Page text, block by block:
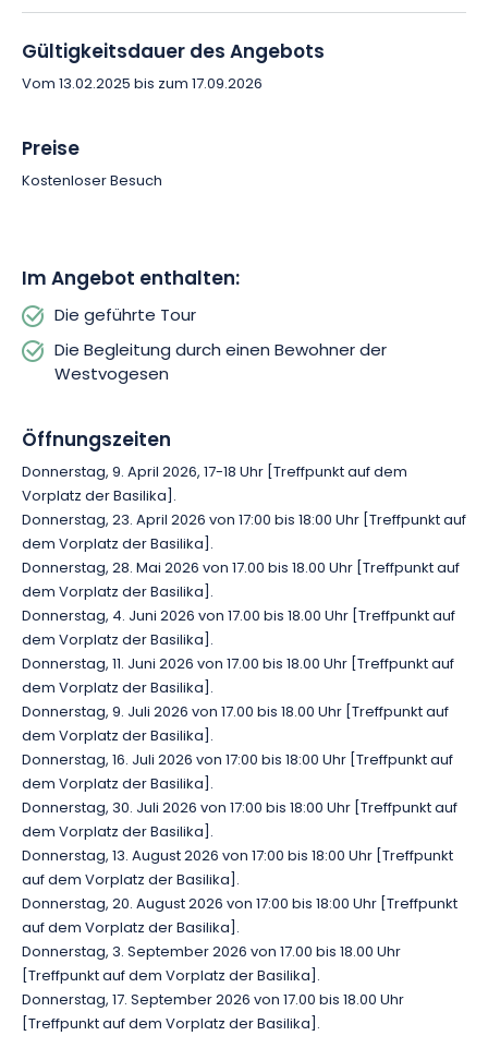
Gültigkeitsdauer des Angebots
Vom 13.02.2025 bis zum 17.09.2026
Preise
Kostenloser Besuch
Im Angebot enthalten:
Die geführte Tour
Die Begleitung durch einen Bewohner der
Westvogesen
Öffnungszeiten
Donnerstag, 9. April 2026, 17-18 Uhr [Treffpunkt auf dem
Vorplatz der Basilika].
Donnerstag, 23. April 2026 von 17:00 bis 18:00 Uhr [Treffpunkt auf
dem Vorplatz der Basilika].
Donnerstag, 28. Mai 2026 von 17.00 bis 18.00 Uhr [Treffpunkt auf
dem Vorplatz der Basilika].
Donnerstag, 4. Juni 2026 von 17.00 bis 18.00 Uhr [Treffpunkt auf
dem Vorplatz der Basilika].
Donnerstag, 11. Juni 2026 von 17.00 bis 18.00 Uhr [Treffpunkt auf
dem Vorplatz der Basilika].
Donnerstag, 9. Juli 2026 von 17.00 bis 18.00 Uhr [Treffpunkt auf
dem Vorplatz der Basilika].
Donnerstag, 16. Juli 2026 von 17:00 bis 18:00 Uhr [Treffpunkt auf
dem Vorplatz der Basilika].
Donnerstag, 30. Juli 2026 von 17:00 bis 18:00 Uhr [Treffpunkt auf
dem Vorplatz der Basilika].
Donnerstag, 13. August 2026 von 17:00 bis 18:00 Uhr [Treffpunkt
auf dem Vorplatz der Basilika].
Donnerstag, 20. August 2026 von 17:00 bis 18:00 Uhr [Treffpunkt
auf dem Vorplatz der Basilika].
Donnerstag, 3. September 2026 von 17.00 bis 18.00 Uhr
[Treffpunkt auf dem Vorplatz der Basilika].
Donnerstag, 17. September 2026 von 17.00 bis 18.00 Uhr
[Treffpunkt auf dem Vorplatz der Basilika].